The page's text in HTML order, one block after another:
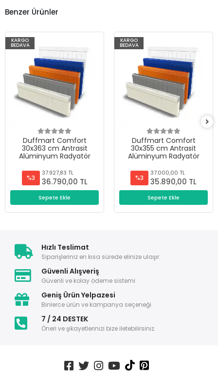
Benzer Ürünler
KARGO
BEDAVA
Duffmart Comfort
30x363 cm Antrasit
Alüminyum Radyatör
%3
37.927,83 TL
36.790,00 TL
Sepete Ekle
KARGO
BEDAVA
Duffmart Comfort
30x355 cm Antrasit
Alüminyum Radyatör
%3
37.000,00 TL
35.890,00 TL
Sepete Ekle
Hızlı Teslimat
Siparişleriniz en kısa sürede elinize ulaşır.
Güvenli Alışveriş
Güvenli ve kolay ödeme sistemi
Geniş Ürün Yelpazesi
Binlerce ürün ve kampanya seçeneği
7 / 24 DESTEK
Öneri ve şikayetlerinizi bize iletebilirsiniz.